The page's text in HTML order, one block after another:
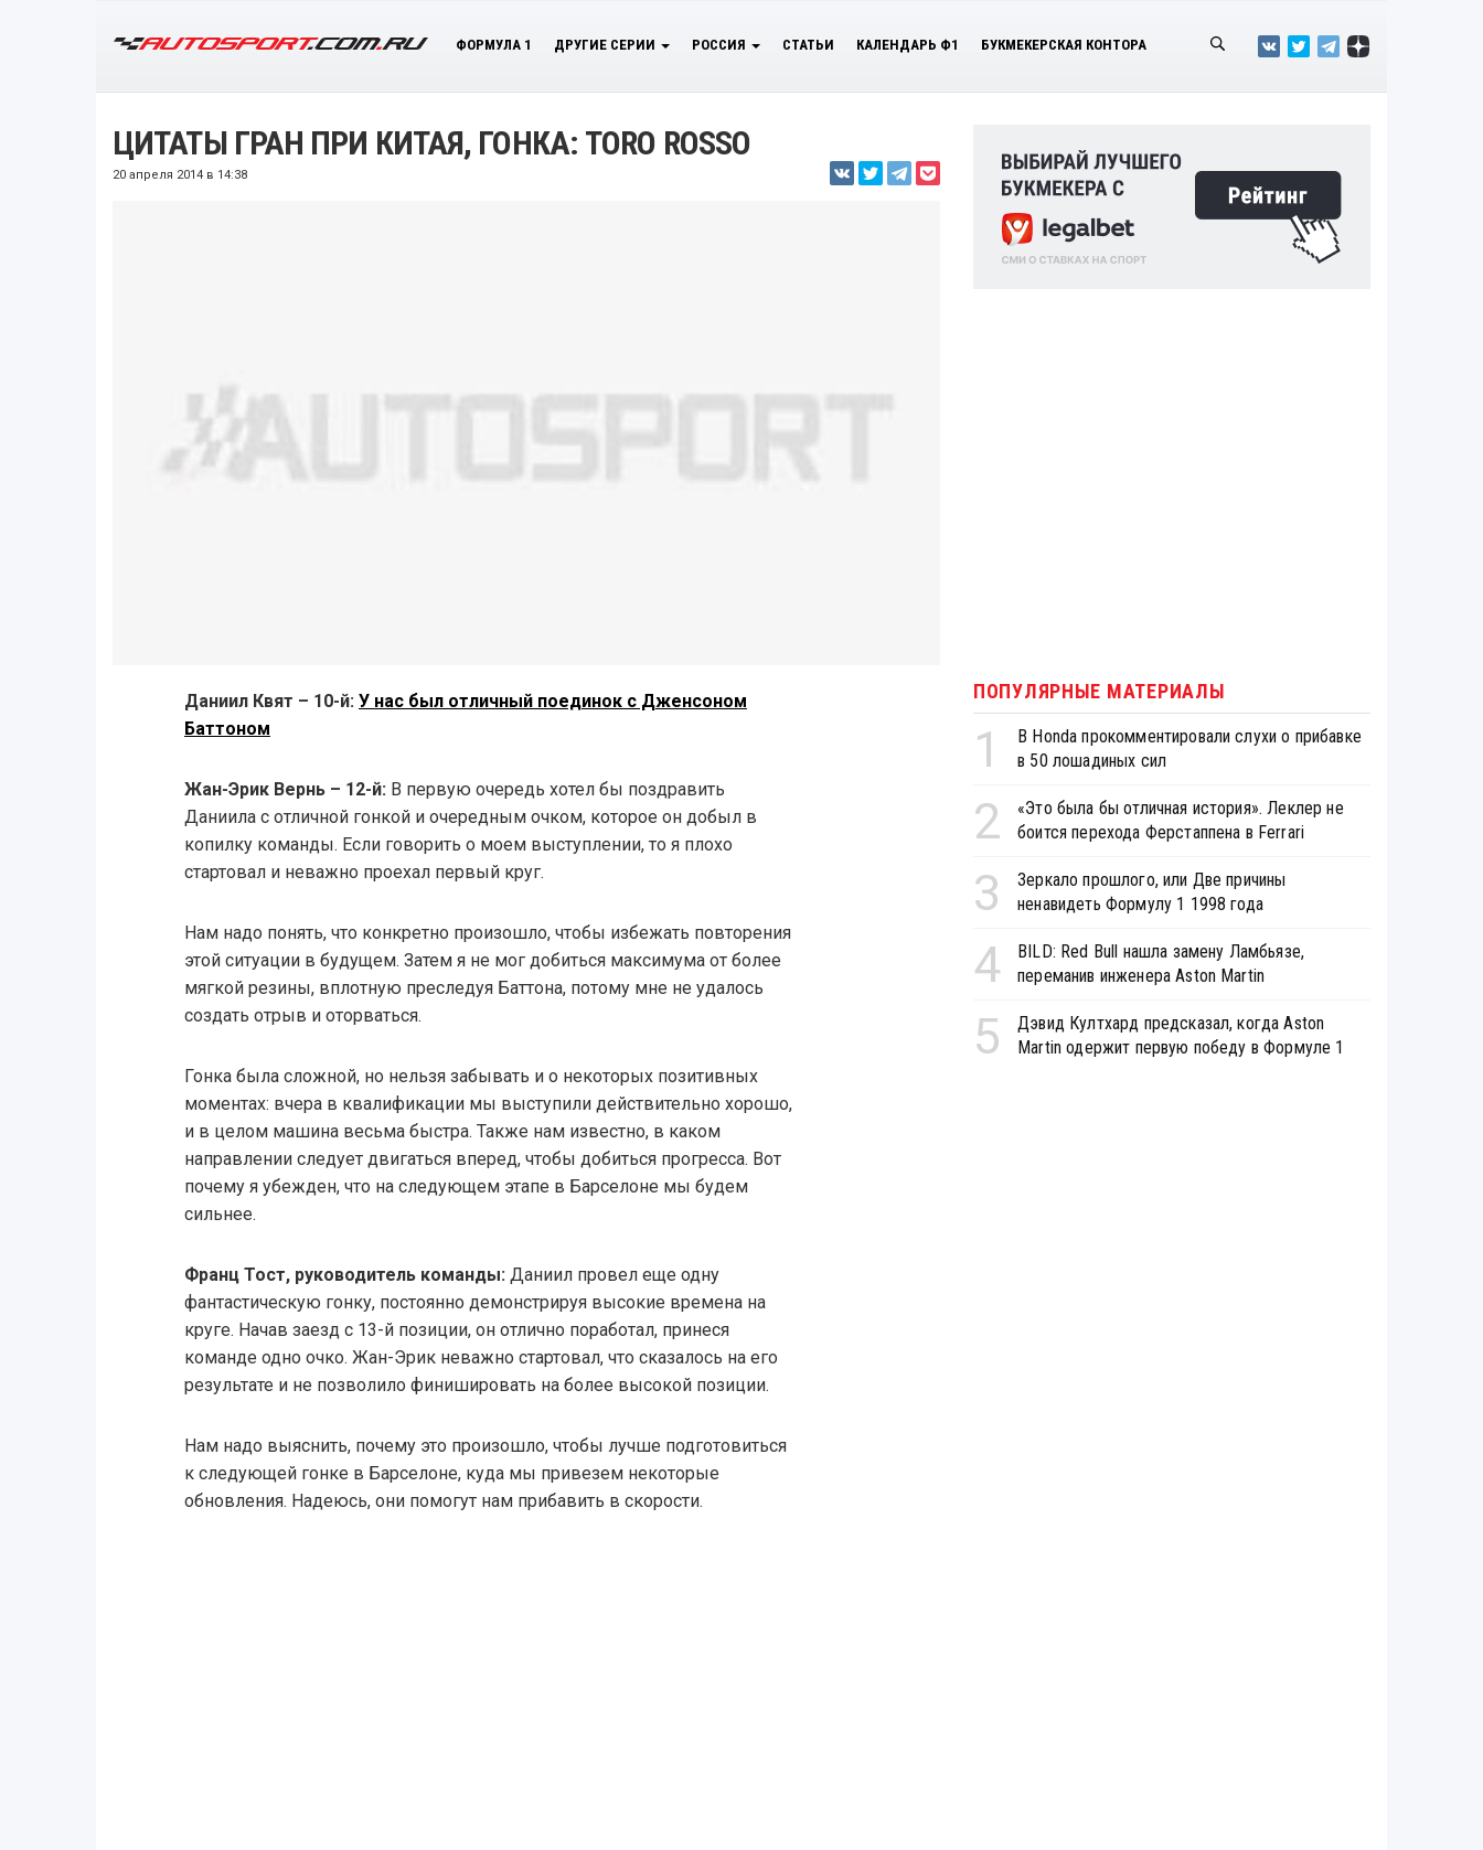
ФОРМУЛА 1 ДРУГИЕ СЕРИИ РОССИЯ СТАТЬИ КАЛЕНДАРЬ Ф1 БУКМЕКЕРСКАЯ КОНТОРА
ЦИТАТЫ ГРАН ПРИ КИТАЯ, ГОНКА: TORO ROSSO
20 апреля 2014 в 14:38
Даниил Квят – 10-й: У нас был отличный поединок с Дженсоном
Баттоном
Жан-Эрик Вернь – 12-й:В первую очередь хотел бы поздравить
Даниила с отличной гонкой и очередным очком, которое он добыл в
копилку команды. Если говорить о моем выступлении, то я плохо
стартовал и неважно проехал первый круг.
Нам надо понять, что конкретно произошло, чтобы избежать повторения
этой ситуации в будущем. Затем я не мог добиться максимума от более
мягкой резины, вплотную преследуя Баттона, потому мне не удалось
создать отрыв и оторваться.
Гонка была сложной, но нельзя забывать и о некоторых позитивных
моментах: вчера в квалификации мы выступили действительно хорошо,
и в целом машина весьма быстра. Также нам известно, в каком
направлении следует двигаться вперед, чтобы добиться прогресса. Вот
почему я убежден, что на следующем этапе в Барселоне мы будем
сильнее.
Франц Тост, руководитель команды:Даниил провел еще одну
фантастическую гонку, постоянно демонстрируя высокие времена на
круге. Начав заезд с 13-й позиции, он отлично поработал, принеся
команде одно очко. Жан-Эрик неважно стартовал, что сказалось на его
результате и не позволило финишировать на более высокой позиции.
Нам надо выяснить, почему это произошло, чтобы лучше подготовиться
к следующей гонке в Барселоне, куда мы привезем некоторые
обновления. Надеюсь, они помогут нам прибавить в скорости.
ПОПУЛЯРНЫЕ МАТЕРИАЛЫ
1
В Honda прокомментировали слухи о прибавке
в 50 лошадиных сил
2
«Это была бы отличная история». Леклер не
боится перехода Ферстаппена в Ferrari
3
Зеркало прошлого, или Две причины
ненавидеть Формулу 1 1998 года
4
BILD: Red Bull нашла замену Ламбьязе,
переманив инженера Aston Martin
5
Дэвид Култхард предсказал, когда Aston
Martin одержит первую победу в Формуле 1